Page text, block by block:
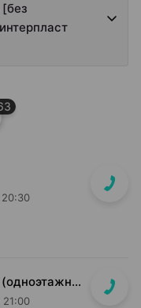
ул. Дзержинского, д. 123В, пом. 5 (одноэтажное серое здание, вход возле м-на Мила)
21:00